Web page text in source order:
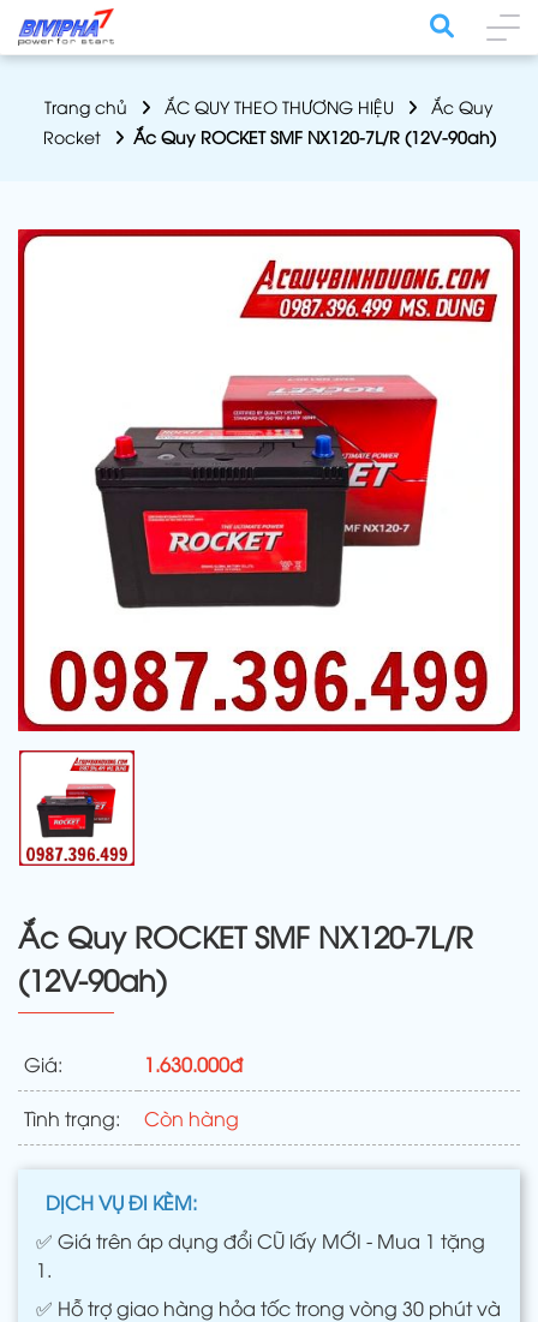
Trang chủ ẮC QUY THEO THƯƠNG HIỆU
Ắc Quy
Rocket
Ắc Quy ROCKET SMF NX120-7L/R (12V-90ah)
Ắc Quy ROCKET SMF NX120-7L/R
(12V-90ah)
Giá: 1.630.000đ
Tình trạng: Còn hàng
DỊCH VỤ ĐI KÈM:
✅ Giá trên áp dụng đổi CŨ lấy MỚI - Mua 1 tặng
1.
✅ Hỗ trợ giao hàng hỏa tốc trong vòng 30 phút và